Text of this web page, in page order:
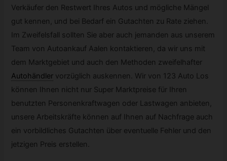
Verkäufer den Restwert Ihres Autos und mögliche Mängel
gut kennen, und bei Bedarf ein Gutachten zu Rate ziehen.
Im Zweifelsfall sollten Sie aber auch jemanden aus unserem
Team von Autoankauf Aalen kontaktieren, da wir uns mit
dem Marktgebiet und auch den Methoden zweifelhafter
Autohändler vorzüglich auskennen. Wir von 123 Auto Los
können Ihnen nicht nur Super Marktpreise für Ihren
benutzten Personenkraftwagen oder Lastwagen anbieten,
unsere Arbeitskräfte können auf Ihnen auf Nachfrage auch
ein vorbildliches Gutachten über eventuelle Fehler und den
jetzigen Preis erstellen.